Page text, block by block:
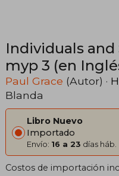
Individuals
myp 3 (en
Paul Grace (Autor) ·
Blanda
Libro Nuevo
Importado
Envío: 16 a 23 días háb.
Costos de importación